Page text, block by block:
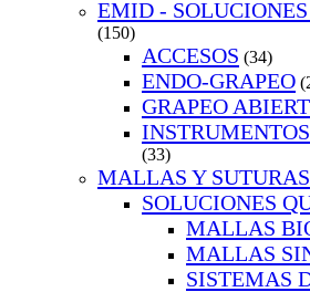
EMID -
(150)
ACCESOS (34)
ENDO-GRAPEO
GRAPEO
(33)
MALLAS Y SUTURAS
SOLUCIONES
MALLAS
MALLAS
SISTEMAS